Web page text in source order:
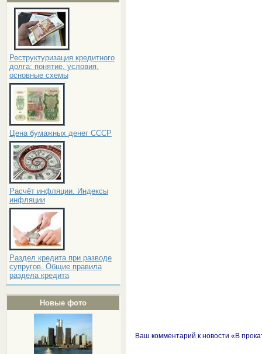
Реструктуризация кредитного
долга: понятие, условия,
основные схемы
Цена бумажных денег СССР
Расчёт инфляции. Индексы
инфляции
Раздел кредита при разводе
супругов. Общие правила
раздела кредита
Новые фото
Ваш комментарий к новости «В